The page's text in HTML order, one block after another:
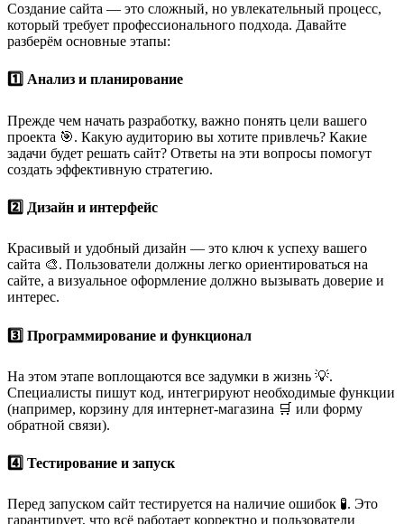
Создание сайта — это сложный, но увлекательный процесс,
который требует профессионального подхода. Давайте
разберём основные этапы:
1️⃣ Анализ и планирование
Прежде чем начать разработку, важно понять цели вашего
проекта 🎯. Какую аудиторию вы хотите привлечь? Какие
задачи будет решать сайт? Ответы на эти вопросы помогут
создать эффективную стратегию.
2️⃣ Дизайн и интерфейс
Красивый и удобный дизайн — это ключ к успеху вашего
сайта 🎨. Пользователи должны легко ориентироваться на
сайте, а визуальное оформление должно вызывать доверие и
интерес.
3️⃣ Программирование и функционал
На этом этапе воплощаются все задумки в жизнь 💡.
Специалисты пишут код, интегрируют необходимые функции
(например, корзину для интернет-магазина 🛒 или форму
обратной связи).
4️⃣ Тестирование и запуск
Перед запуском сайт тестируется на наличие ошибок 🧪. Это
гарантирует, что всё работает корректно и пользователи